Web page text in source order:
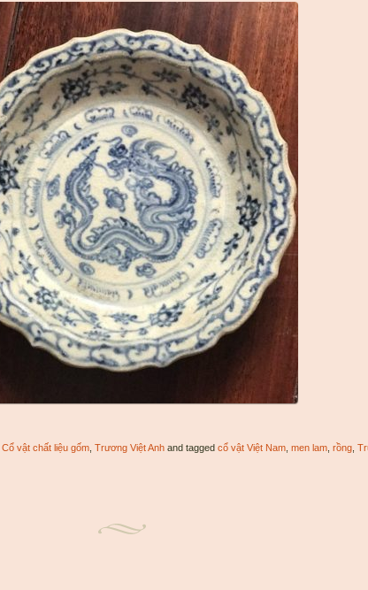
Cổ vật chất liệu gốm, Trương Việt Anhand tagged cổ vật Việt Nam, men lam, rồng,